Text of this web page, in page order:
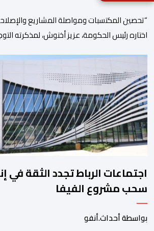
“تحصين المكتسبات ومواصلة المشاريع
اختاره رئيس الحكومة، عزيز أخنوش، لمذكرته
مشروع من نوعه في ظل ولايته الحكومية. هذه
ارتكزت على 4 أولويات، كما حملت ألحت على
التسيير، بل وتقييد التوظيف إلا في حالة الضرورة. […]
اجتماعات الرباط تجدد الثقة في
سحب مشروع الفيفا
بواسطة أحداث.أنفو